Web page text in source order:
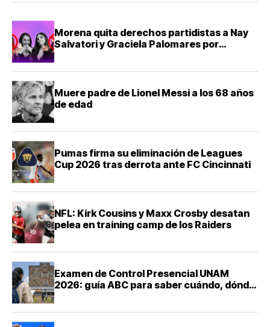
Morena quita derechos partidistas a Nay
Salvatori y Graciela Palomares por
Muere padre de Lionel Messi a los 68 años
de edad
Pumas firma su eliminación de Leagues
Cup 2026 tras derrota ante FC Cincinnati
NFL: Kirk Cousins y Maxx Crosby desatan
pelea en training camp de los Raiders
Examen de Control Presencial UNAM
2026: guía ABC para saber cuándo, dónde